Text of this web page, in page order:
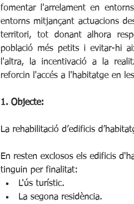
fomentar l'arrelament en
entorns mitjançant actuacions
territori, tot donant alhora
població més petits i evitar-hi
l'altra, la incentivació a la
reforcin l'accés a l'habitatge en
1. Objecte:
La rehabilitació d’edificis
En resten exclosos els edificis
tinguin per finalitat:
L'ús turístic.
La segona residència.